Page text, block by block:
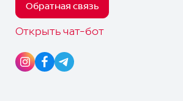
Управлять
Telegram-чат
Скачать приложение получателя
Телефоны
для
8
Обратная связь
Открыть чат-бот